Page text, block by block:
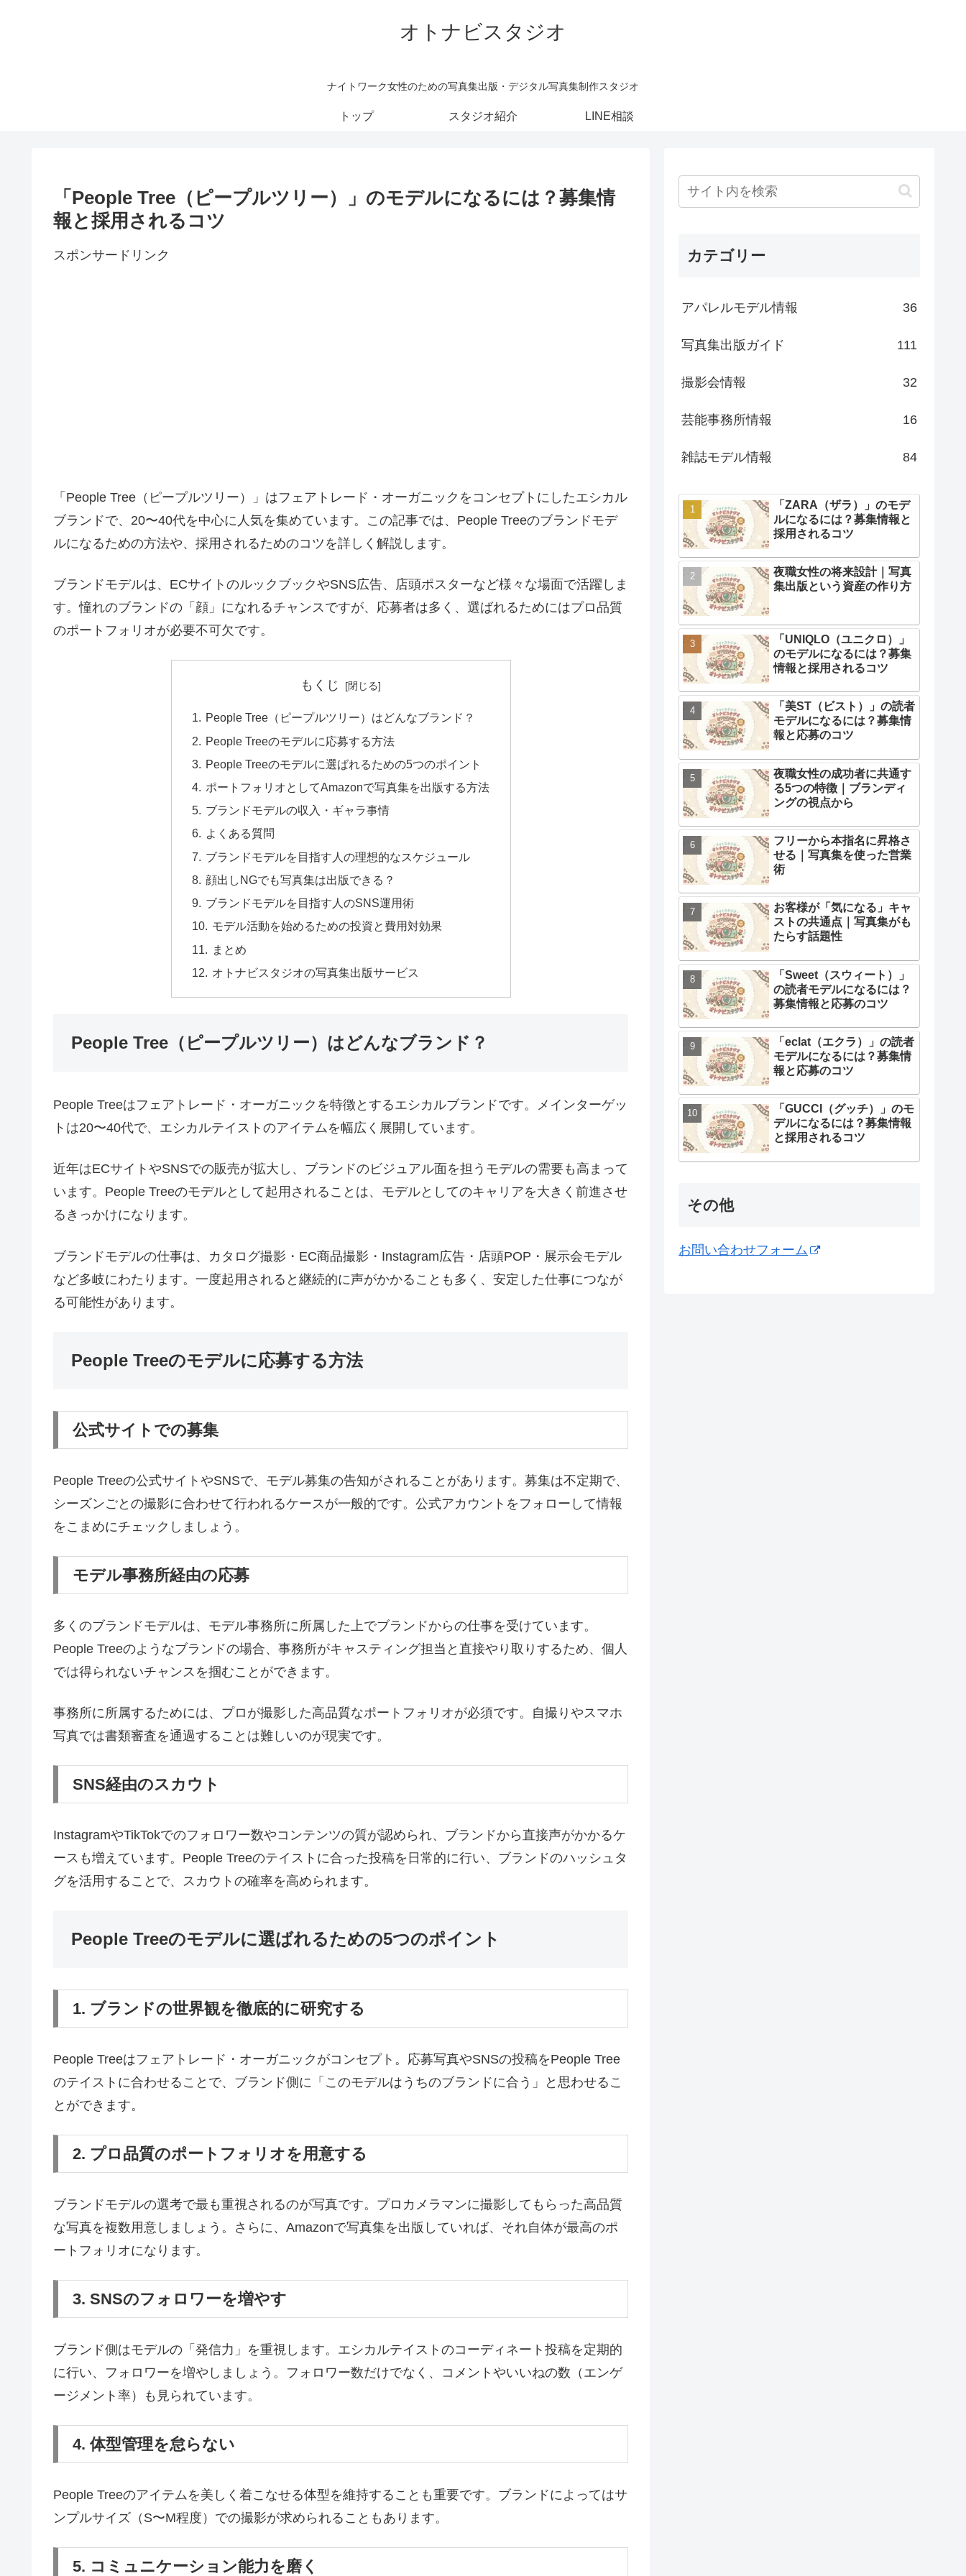
オトナビスタジオ
ナイトワーク女性のための写真集出版・デジタル写真集制作スタジオ
トップ スタジオ紹介 LINE相談
「People Tree（ピープルツリー）」のモデルになるには？募集情
報と採用されるコツ
スポンサードリンク
「People Tree（ピープルツリー）」はフェアトレード・オーガニックをコンセプトにしたエシカル
ブランドで、20〜40代を中心に人気を集めています。この記事では、People Treeのブランドモデ
ルになるための方法や、採用されるためのコツを詳しく解説します。
ブランドモデルは、ECサイトのルックブックやSNS広告、店頭ポスターなど様々な場面で活躍しま
す。憧れのブランドの「顔」になれるチャンスですが、応募者は多く、選ばれるためにはプロ品質
のポートフォリオが必要不可欠です。
もくじ
People Tree（ピープルツリー）はどんなブランド？
People Treeのモデルに応募する方法
People Treeのモデルに選ばれるための5つのポイント
ポートフォリオとしてAmazonで写真集を出版する方法
ブランドモデルの収入・ギャラ事情
よくある質問
ブランドモデルを目指す人の理想的なスケジュール
顔出しNGでも写真集は出版できる？
ブランドモデルを目指す人のSNS運用術
モデル活動を始めるための投資と費用対効果
まとめ
オトナビスタジオの写真集出版サービス
People Tree（ピープルツリー）はどんなブランド？
People Treeはフェアトレード・オーガニックを特徴とするエシカルブランドです。メインターゲッ
トは20〜40代で、エシカルテイストのアイテムを幅広く展開しています。
近年はECサイトやSNSでの販売が拡大し、ブランドのビジュアル面を担うモデルの需要も高まって
います。People Treeのモデルとして起用されることは、モデルとしてのキャリアを大きく前進させ
るきっかけになります。
ブランドモデルの仕事は、カタログ撮影・EC商品撮影・Instagram広告・店頭POP・展示会モデル
など多岐にわたります。一度起用されると継続的に声がかかることも多く、安定した仕事につなが
る可能性があります。
People Treeのモデルに応募する方法
公式サイトでの募集
People Treeの公式サイトやSNSで、モデル募集の告知がされることがあります。募集は不定期で、
シーズンごとの撮影に合わせて行われるケースが一般的です。公式アカウントをフォローして情報
をこまめにチェックしましょう。
モデル事務所経由の応募
多くのブランドモデルは、モデル事務所に所属した上でブランドからの仕事を受けています。
People Treeのようなブランドの場合、事務所がキャスティング担当と直接やり取りするため、個人
では得られないチャンスを掴むことができます。
事務所に所属するためには、プロが撮影した高品質なポートフォリオが必須です。自撮りやスマホ
写真では書類審査を通過することは難しいのが現実です。
SNS経由のスカウト
InstagramやTikTokでのフォロワー数やコンテンツの質が認められ、ブランドから直接声がかかるケ
ースも増えています。People Treeのテイストに合った投稿を日常的に行い、ブランドのハッシュタ
グを活用することで、スカウトの確率を高められます。
People Treeのモデルに選ばれるための5つのポイント
1. ブランドの世界観を徹底的に研究する
People Treeはフェアトレード・オーガニックがコンセプト。応募写真やSNSの投稿をPeople Tree
のテイストに合わせることで、ブランド側に「このモデルはうちのブランドに合う」と思わせるこ
とができます。
2. プロ品質のポートフォリオを用意する
ブランドモデルの選考で最も重視されるのが写真です。プロカメラマンに撮影してもらった高品質
な写真を複数用意しましょう。さらに、Amazonで写真集を出版していれば、それ自体が最高のポ
ートフォリオになります。
3. SNSのフォロワーを増やす
ブランド側はモデルの「発信力」を重視します。エシカルテイストのコーディネート投稿を定期的
に行い、フォロワーを増やしましょう。フォロワー数だけでなく、コメントやいいねの数（エンゲ
ージメント率）も見られています。
4. 体型管理を怠らない
People Treeのアイテムを美しく着こなせる体型を維持することも重要です。ブランドによってはサ
ンプルサイズ（S〜M程度）での撮影が求められることもあります。
5. コミュニケーション能力を磨く
カテゴリー
アパレルモデル情報 36
写真集出版ガイド 111
撮影会情報 32
芸能事務所情報 16
雑誌モデル情報 84
「ZARA（ザラ）」のモデ
ルになるには？募集情報と
採用されるコツ
夜職女性の将来設計｜写真
集出版という資産の作り方
「UNIQLO（ユニクロ）」
のモデルになるには？募集
情報と採用されるコツ
「美ST（ビスト）」の読者
モデルになるには？募集情
報と応募のコツ
夜職女性の成功者に共通す
る5つの特徴｜ブランディ
ングの視点から
フリーから本指名に昇格さ
せる｜写真集を使った営業
術
お客様が「気になる」キャ
ストの共通点｜写真集がも
たらす話題性
「Sweet（スウィート）」
の読者モデルになるには？
募集情報と応募のコツ
「eclat（エクラ）」の読者
モデルになるには？募集情
報と応募のコツ
「GUCCI（グッチ）」のモ
デルになるには？募集情報
と採用されるコツ
その他
お問い合わせフォーム